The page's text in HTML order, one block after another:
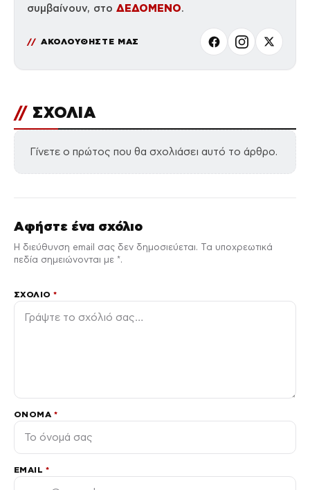
συμβαίνουν, στο ΔΕΔΟΜΕΝΟ.
ΑΚΟΛΟΥΘΗΣΤΕ ΜΑΣ
// ΣΧΟΛΙΑ
Γίνετε ο πρώτος που θα σχολιάσει αυτό το άρθρο.
Αφήστε ένα σχόλιο
Η διεύθυνση email σας δεν δημοσιεύεται. Τα υποχρεωτικά
πεδία σημειώνονται με *.
ΣΧΌΛΙΟ*
ΌΝΟΜΑ *
EMAIL *